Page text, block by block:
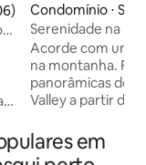
avaliação média de
Condomínio ⋅
Serenidade na
esqui, golfe,
Acorde com um
na montanha.
panorâmicas do
Valley a partir
uma milha dos
Ski Resort (mais
em